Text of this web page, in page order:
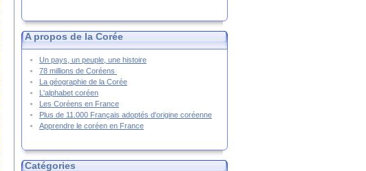
A propos de la Corée
Un pays, un peuple, une histoire
78 millions de Coréens
La géographie de la Corée
L'alphabet coréen
Les Coréens en France
Plus de 11.000 Français adoptés d'origine coréenne
Apprendre le coréen en France
Catégories